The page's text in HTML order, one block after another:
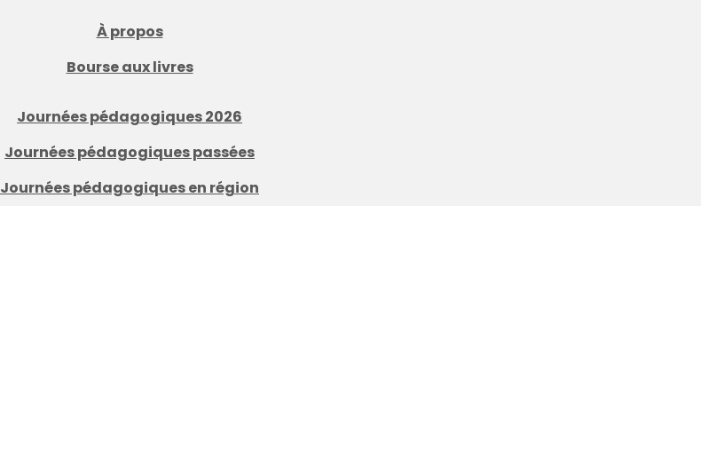
À propos
Bourse aux livres
Journées pédagogiques 2026
Journées pédagogiques passées
Journées pédagogiques en région